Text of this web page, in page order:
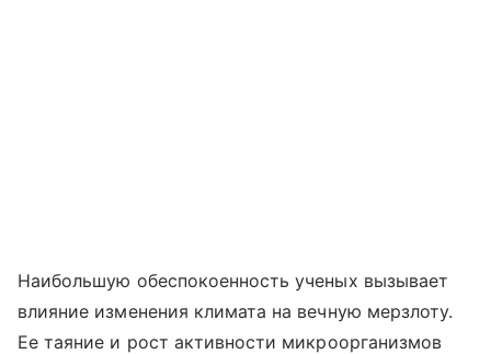
Наибольшую обеспокоенность ученых вызывает
влияние изменения климата на вечную мерзлоту.
Ее таяние и рост активности микроорганизмов